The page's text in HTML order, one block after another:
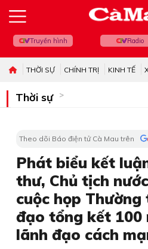
Truyền hình Radio
THỜI SỰ CHÍNH TRỊ KINH TẾ
Thời sự
Theo dõi Báo điện tử Cà Mau trên
Phát biểu kết
thư, Chủ tịch
cuộc họp
đạo tổng kết 100
lãnh đạo cách